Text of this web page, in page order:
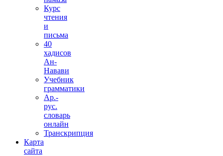
Курс
чтения
и
письма
40
хадисов
Ан-
Навави
Учебник
грамматики
Ар.-
рус.
словарь
онлайн
Транскрипция
Карта
сайта